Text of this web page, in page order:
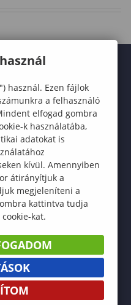
használ. Ezen fájlok
a felhasználó
elfogad gombra
k használatába,
adatokat is
kívül. Amennyiben
átirányítjuk a
megjeleníteni a
kattintva tudja
kat.